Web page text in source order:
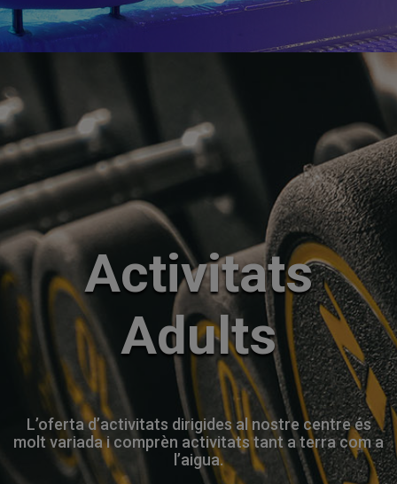
Activitats
Adults
L’oferta d’activitats dirigides al nostre centre és
molt variada i comprèn activitats tant a terra com a
l’aigua.